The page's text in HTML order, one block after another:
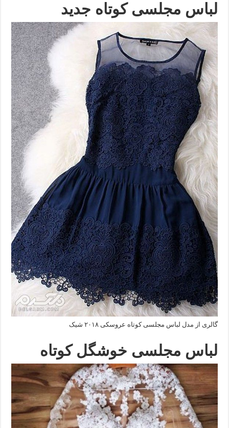
لباس مجلسی کوتاه جدید
گالری از مدل لباس مجلسی کوتاه عروسکی ۲۰۱۸ شیک
لباس مجلسی خوشگل کوتاه